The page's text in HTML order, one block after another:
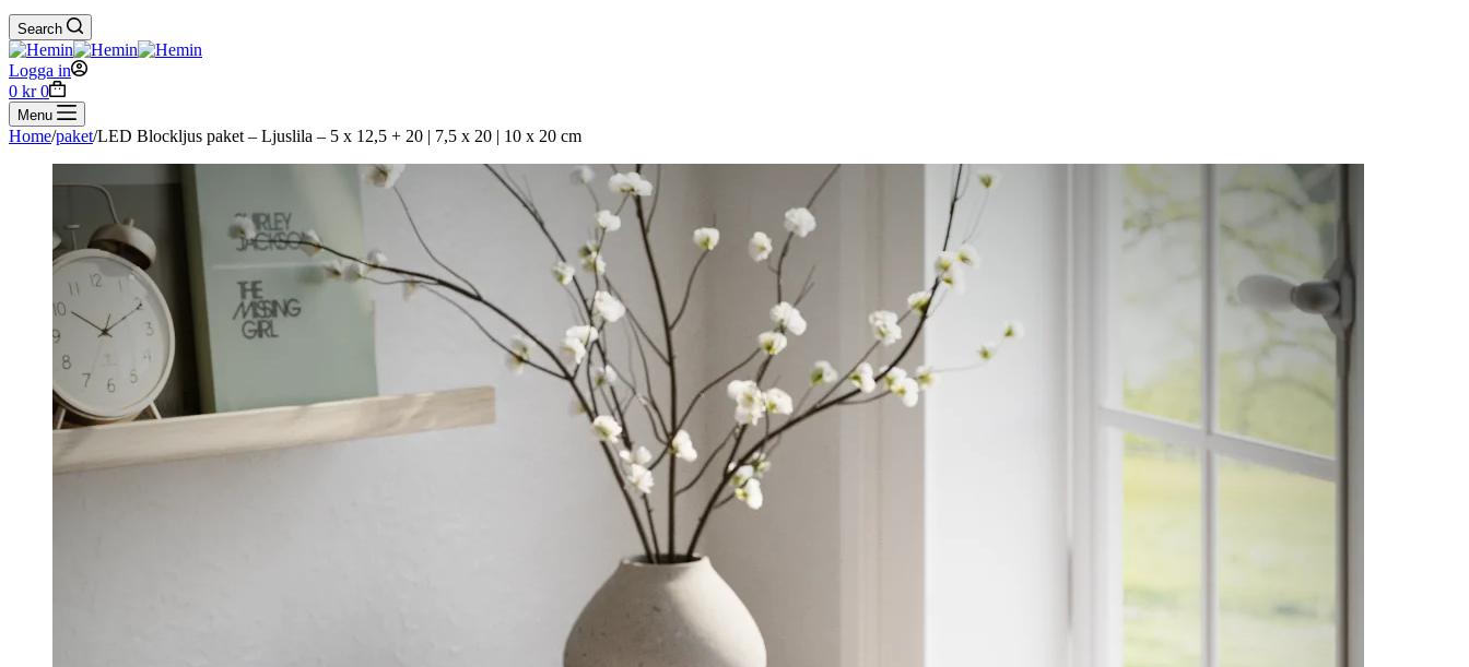
Search
Logga in
Shopping
cart
0 kr 0
Menu
Home/paket/LED Blockljus paket – Ljuslila – 5 x 12,5 + 20 | 7,5 x 20 | 10 x 20 cm